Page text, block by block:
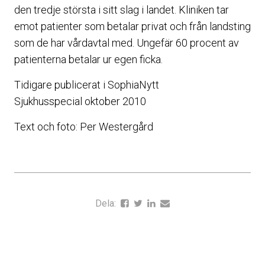
den tredje största i sitt slag i landet. Kliniken tar
emot patienter som betalar privat och från landsting
som de har vårdavtal med. Ungefär 60 procent av
patienterna betalar ur egen ficka.
Tidigare publicerat i SophiaNytt
Sjukhusspecial oktober 2010
Text och foto: Per Westergård
Dela: